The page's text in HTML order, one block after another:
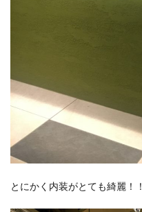
とにかく内装がとても綺麗！！